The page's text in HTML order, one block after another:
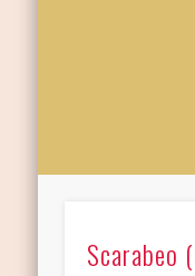
Scarabeo